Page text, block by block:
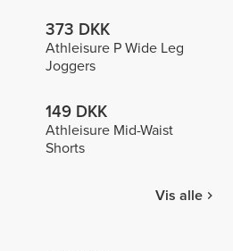
373 DKK
Athleisure P Wide Leg
Joggers
149 DKK
Athleisure Mid-Waist
Shorts
Vis alle